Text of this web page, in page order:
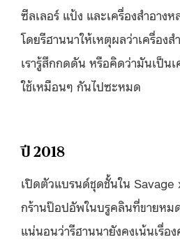
ซีลเลอร์ แป้ง และเครื่องสำอาง
โดยรีฮานนาให้เหตุผลว่าเครื่องส
เรารู้สึกกดดัน หรือคิดว่ามันเป็น
ใช้เหมือนๆ กันไปซะหมด
ปี 2018
เปิดตัวแบรนด์ชุดชั้นใน Savage
กร้านป๊อปอัพในบรูคลินที่ขายหม
แน่นอนว่ารีฮานนายังคงเน้นเรื่อ